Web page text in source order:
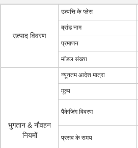
उत्पाद विवरण
उत्पत्ति के प्लेस
ब्रांड नाम
प्रमाणन
मॉडल संख्या
भुगतान & नौवहन
नियमों
न्यूनतम आदेश मात्रा
मूल्य
पैकेजिंग विवरण
प्रसव के समय